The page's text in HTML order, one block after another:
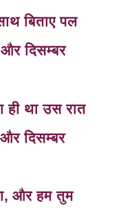
बिताए पल
दिसम्बर
ही था उस रात
दिसम्बर
और हम तुम